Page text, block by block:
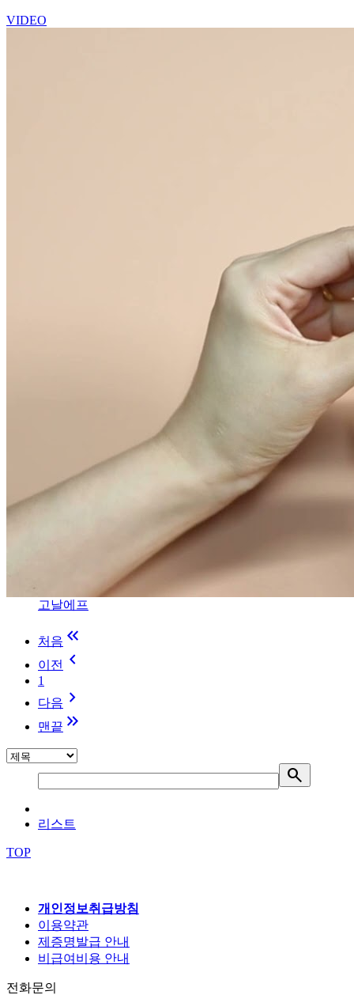
VIDEO
고날에프
처음 keyboard_double_arrow_left
이전 keyboard_arrow_left
1
다음 keyboard_arrow_right
맨끝 keyboard_double_arrow_right
search
리스트
TOP
개인정보취급방침
이용약관
제증명발급 안내
비급여비용 안내
전화문의